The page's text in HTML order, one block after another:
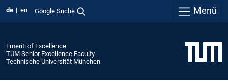
de en Google Suche Menü
Emeriti of Excellence
TUM Senior Excellence Faculty
Technische Universität München